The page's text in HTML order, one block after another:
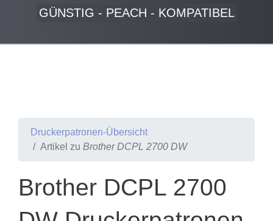
GÜNSTIG - PEACH - KOMPATIBEL
Druckerpatronen-Übersicht
Artikel zu Brother DCPL 2700 DW
Brother DCPL 2700